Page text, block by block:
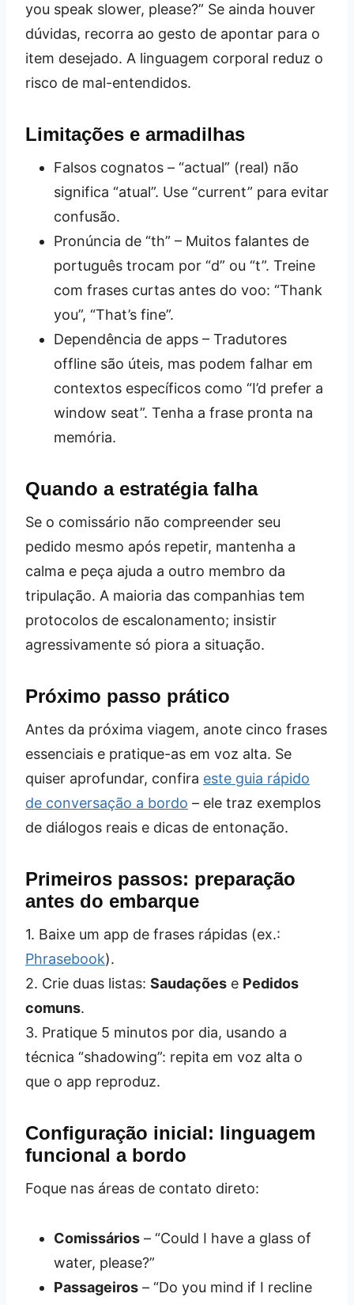
you speak slower, please?” Se ainda houver
dúvidas, recorra ao gesto de apontar para o
item desejado. A linguagem corporal reduz o
risco de mal-entendidos.
Limitações e armadilhas
Falsos cognatos – “actual” (real) não
significa “atual”. Use “current” para evitar
confusão.
Pronúncia de “th” – Muitos falantes de
português trocam por “d” ou “t”. Treine
com frases curtas antes do voo: “Thank
you”, “That’s fine”.
Dependência de apps – Tradutores
offline são úteis, mas podem falhar em
contextos específicos como “I’d prefer a
window seat”. Tenha a frase pronta na
memória.
Quando a estratégia falha
Se o comissário não compreender seu
pedido mesmo após repetir, mantenha a
calma e peça ajuda a outro membro da
tripulação. A maioria das companhias tem
protocolos de escalonamento; insistir
agressivamente só piora a situação.
Próximo passo prático
Antes da próxima viagem, anote cinco frases
essenciais e pratique-as em voz alta. Se
quiser aprofundar, confira este guia rápido
de conversação a bordo – ele traz exemplos
de diálogos reais e dicas de entonação.
Primeiros passos: preparação
antes do embarque
1. Baixe um app de frases rápidas (ex.:
Phrasebook).
2. Crie duas listas: Saudações e Pedidos
comuns.
3. Pratique 5 minutos por dia, usando a
técnica “shadowing”: repita em voz alta o
que o app reproduz.
Configuração inicial: linguagem
funcional a bordo
Foque nas áreas de contato direto:
Comissários – “Could I have a glass of
water, please?”
Passageiros – “Do you mind if I recline